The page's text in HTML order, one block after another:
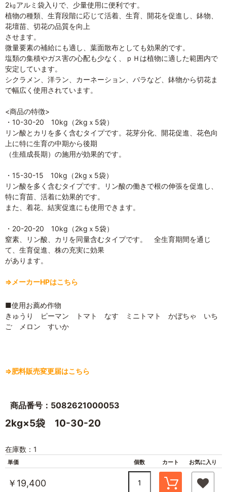
2㎏アルミ袋入りで、少量使用に便利です。
植物の種類、生育段階に応じて活着、生育、開花を促進し、鉢物、
花壇苗、切花の品質を向上
させます。
微量要素の補給にも適し、葉面散布としても効果的です。
塩類の集積やガス害の心配も少なく、ｐＨは植物に適した範囲内で
安定しています。
シクラメン、洋ラン、カーネーション、バラなど、鉢物から切花ま
で幅広く使用されています。
<商品の特徴>
・10-30-20 10kg（2kgｘ5袋）
リン酸とカリを多く含むタイプです。花芽分化、開花促進、花色向
上に特に生育の中期から後期
（生殖成長期）の施用が効果的です。
・15-30-15 10kg（2kgｘ5袋）
リン酸を多く含むタイプです。リン酸の働きで根の伸張を促進し、
特に育苗、活着に効果的です。
また、着花、結実促進にも使用できます。
・20-20-20 10kg（2kgｘ5袋）
窒素、リン酸、カリを同量含むタイプです。 全生育期間を通じ
て、生育促進、株の充実に効果
があります。
⇒メーカーHPはこちら
■使用お薦め作物
きゅうり ピーマン トマト なす ミニトマト かぼちゃ いち
ご メロン すいか
⇒肥料販売変更届はこちら
商品番号：5082621000053
2kg×5袋 10-30-20
在庫数：1
単価 個数 カート お気に入り
￥19,400